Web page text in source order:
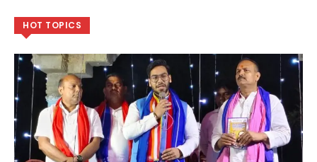
HOT TOPICS